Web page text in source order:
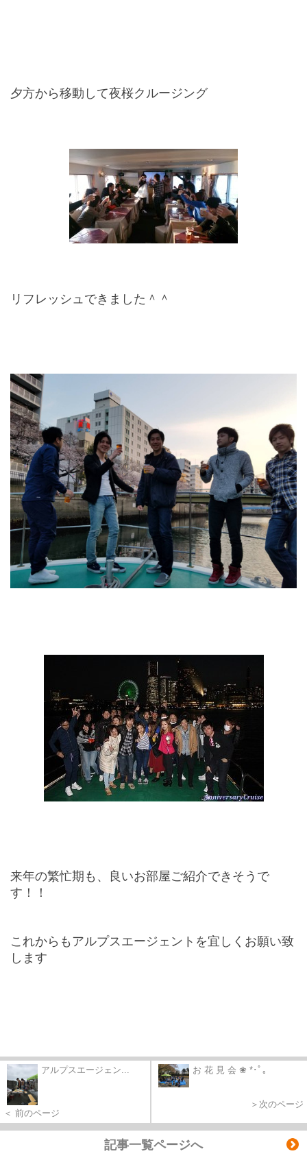
夕方から移動して夜桜クルージング
リフレッシュできました＾＾
来年の繁忙期も、良いお部屋ご紹介できそうで
す！！
これからもアルプスエージェントを宜しくお願い致
します
アルプスエージェン...
＜ 前のページ
お 花 見 会 ❀ *･ﾟ｡
＞次のページ
記事一覧ページへ